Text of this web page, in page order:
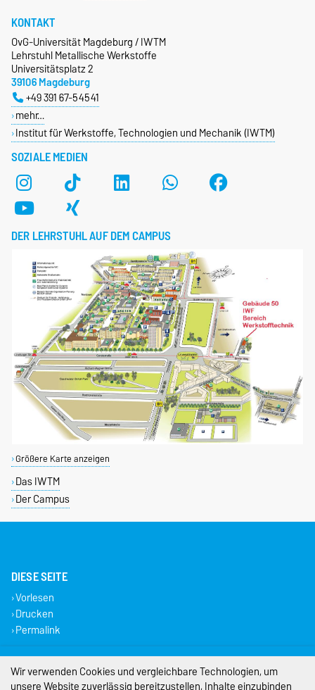
SOZIALE MEDIEN
KONTAKT
OvG-Universität Magdeburg / IWTM
Lehrstuhl Metallische Werkstoffe
Universitätsplatz 2
39106 Magdeburg
+49 391 67-54541
mehr…
Institut für Werkstoffe, Technologien und Mechanik (IWTM)
DER LEHRSTUHL AUF DEM CAMPUS
Größere Karte anzeigen
Das IWTM
Der Campus
DIESE SEITE
Vorlesen
Drucken
Permalink
Impressum
Wir verwenden Cookies und vergleichbare Technologien, um
unsere Website zuverlässig bereitzustellen, Inhalte einzubinden